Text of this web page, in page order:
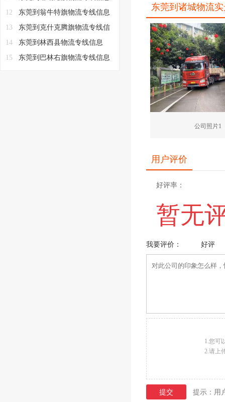
12
东莞到翁牛特旗物流专线信息
13
东莞到克什克腾旗物流专线信
息
14
东莞到林西县物流专线信息
15
东莞到巴林右旗物流专线信息
东莞到诸城物流
公司照片1
用户评价
好评率：
暂无
我要评价： 好评
1.您可
2.请上
提交 提示：用